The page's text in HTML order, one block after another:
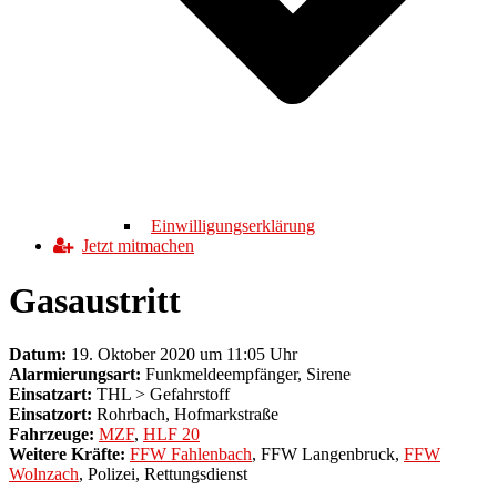
Einwilligungserklärung
Jetzt mitmachen
Gasaustritt
Datum: 19. Oktober 2020 um 11:05 Uhr
Alarmierungsart: Funkmeldeempfänger, Sirene
Einsatzart: THL > Gefahrstoff
Einsatzort: Rohrbach, Hofmarkstraße
Fahrzeuge: MZF, HLF 20
Weitere Kräfte: FFW Fahlenbach, FFW Langenbruck, FFW
Wolnzach, Polizei, Rettungsdienst